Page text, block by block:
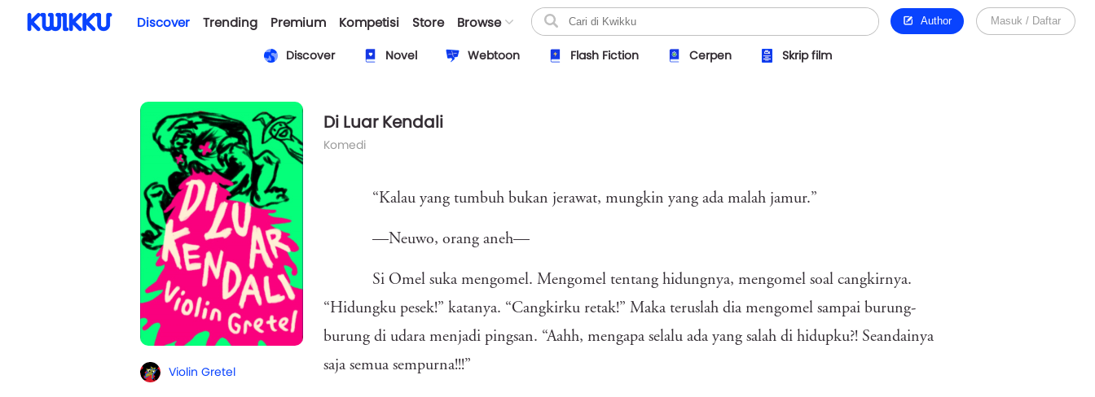
Discover Trending Premium Kompetisi Store Browse Author Masuk / Daftar
Discover Novel Webtoon Flash Fiction Cerpen Skrip film
Violin Gretel
Di Luar Kendali
Komedi
“Kalau yang tumbuh bukan jerawat, mungkin yang ada malah jamur.”
—Neuwo, orang aneh—
Si Omel suka mengomel. Mengomel tentang hidungnya, mengomel soal cangkirnya.
“Hidungku pesek!” katanya. “Cangkirku retak!” Maka teruslah dia mengomel sampai burung-
burung di udara menjadi pingsan. “Aahh, mengapa selalu ada yang salah di hidupku?! Seandainya
saja semua sempurna!!!”